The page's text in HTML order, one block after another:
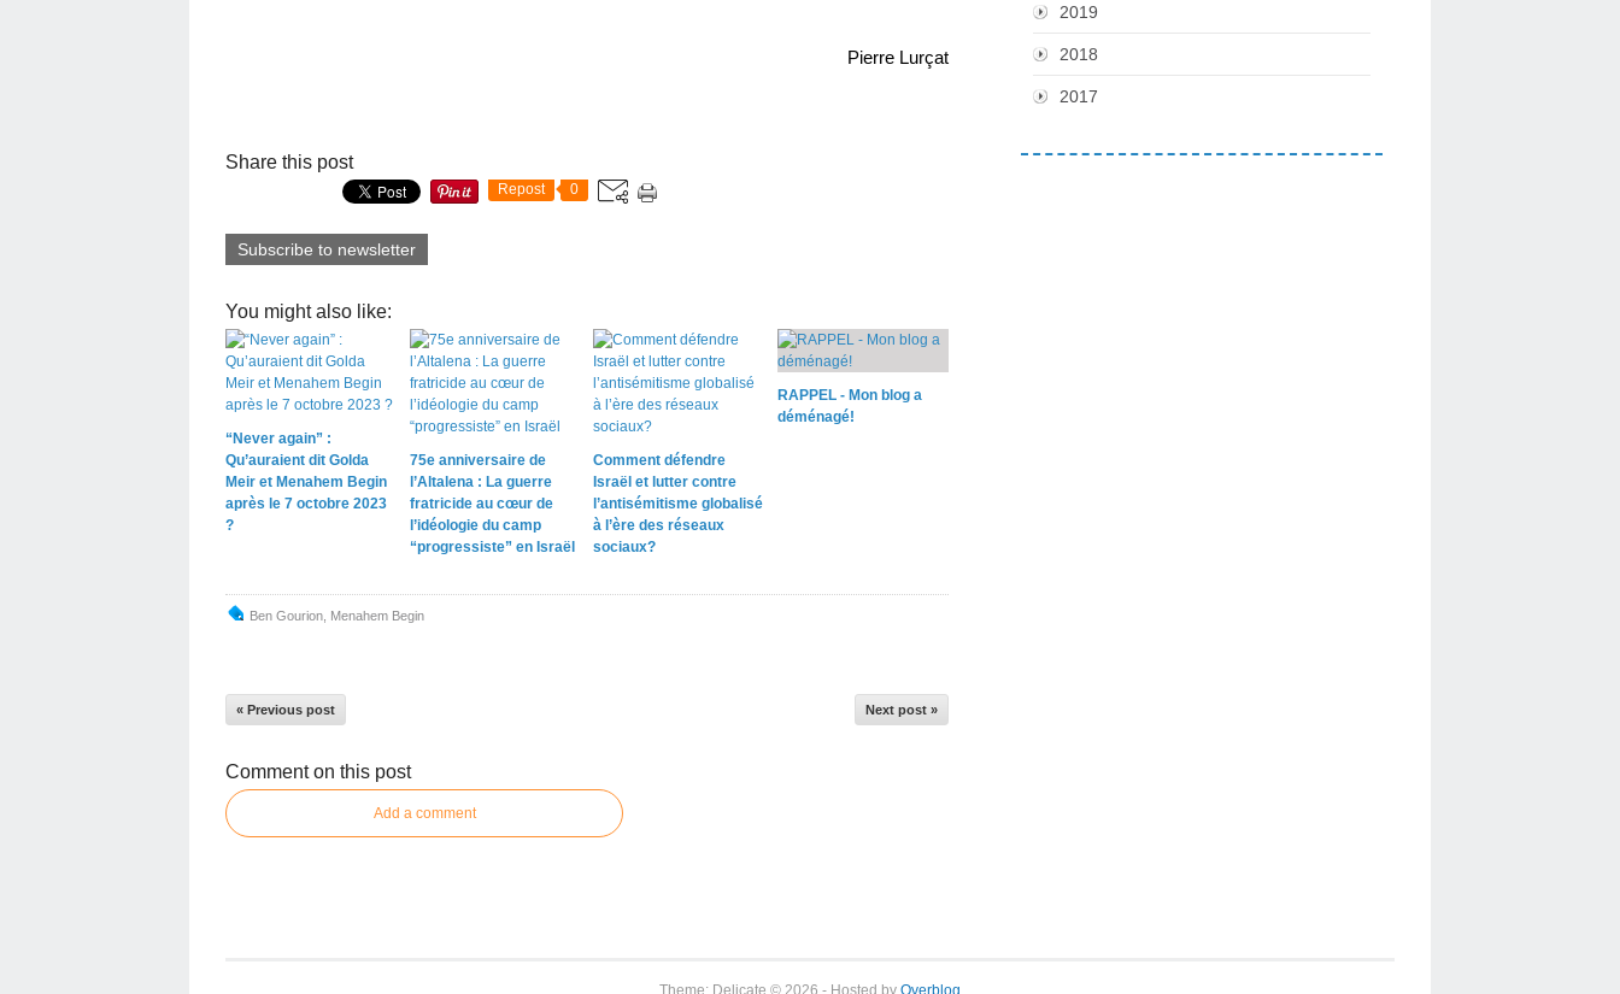
Pierre Lurçat
Share this post
Repost 0
Subscribe to newsletter
You might also like:
“Never again” :
Qu’auraient dit Golda
Meir et Menahem Begin
après le 7 octobre 2023
?
75e anniversaire de
l’Altalena : La guerre
fratricide au cœur de
l’idéologie du camp
“progressiste” en Israël
Comment défendre
Israël et lutter contre
l’antisémitisme globalisé
à l’ère des réseaux
sociaux?
RAPPEL - Mon blog a
déménagé!
Ben Gourion, Menahem Begin
« Previous post Next post »
Comment on this post
Add a comment
2019
2018
2017
Theme: Delicate © 2026 - Hosted by Overblog